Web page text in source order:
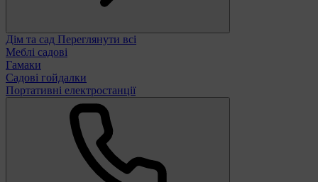
Дім та сад Переглянути всі
Меблі садові
Гамаки
Садові гойдалки
Портативні електростанції